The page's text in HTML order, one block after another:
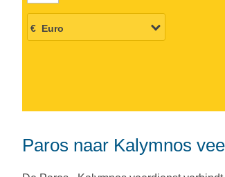
Paros naar Kalymnos